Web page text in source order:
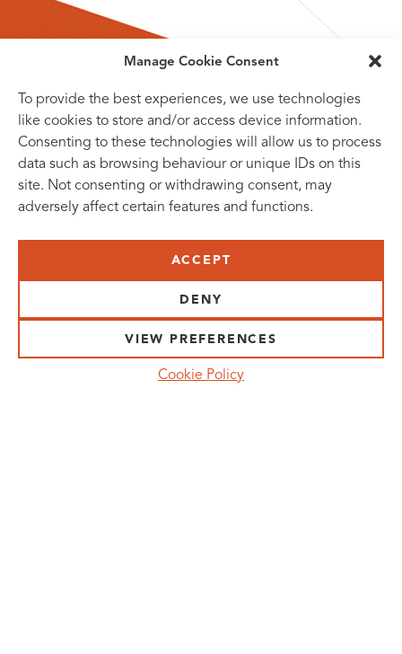
Manage Cookie Consent
To provide the best experiences, we use technologies
like cookies to store and/or access device information.
Consenting to these technologies will allow us to process
data such as browsing behaviour or unique IDs on this
site. Not consenting or withdrawing consent, may
adversely affect certain features and functions.
ACCEPT
DENY
VIEW PREFERENCES
Cookie Policy
SUBSCRIBE TO OUR NEWSLETTER
SCHEELETORGET 1, LUND
VISIT US BYCAR, TRAM, BUS AND TAXI
INFO@MEDICONVILLAGE.SE